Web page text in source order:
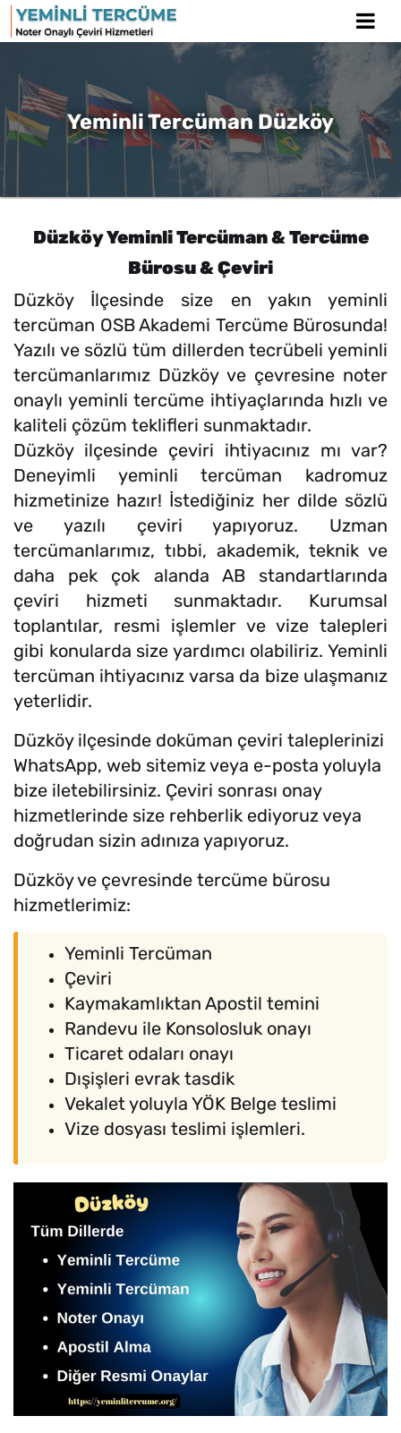
Yeminli Tercüman Düzköy
Düzköy Yeminli Tercüman & Tercüme
Bürosu & Çeviri
Düzköy İlçesinde size en yakın yeminli
tercüman OSB Akademi Tercüme Bürosunda!
Yazılı ve sözlü tüm dillerden tecrübeli yeminli
tercümanlarımız Düzköy ve çevresine noter
onaylı yeminli tercüme ihtiyaçlarında hızlı ve
kaliteli çözüm teklifleri sunmaktadır.
Düzköy ilçesinde çeviri ihtiyacınız mı var?
Deneyimli yeminli tercüman kadromuz
hizmetinize hazır! İstediğiniz her dilde sözlü
ve yazılı çeviri yapıyoruz. Uzman
tercümanlarımız, tıbbi, akademik, teknik ve
daha pek çok alanda AB standartlarında
çeviri hizmeti sunmaktadır. Kurumsal
toplantılar, resmi işlemler ve vize talepleri
gibi konularda size yardımcı olabiliriz. Yeminli
tercüman ihtiyacınız varsa da bize ulaşmanız
yeterlidir.
Düzköy ilçesinde doküman çeviri taleplerinizi
WhatsApp, web sitemiz veya e-posta yoluyla
bize iletebilirsiniz. Çeviri sonrası onay
hizmetlerinde size rehberlik ediyoruz veya
doğrudan sizin adınıza yapıyoruz.
Düzköy ve çevresinde tercüme bürosu
hizmetlerimiz:
Yeminli Tercüman
Çeviri
Kaymakamlıktan Apostil temini
Randevu ile Konsolosluk onayı
Ticaret odaları onayı
Dışişleri evrak tasdik
Vekalet yoluyla YÖK Belge teslimi
Vize dosyası teslimi işlemleri.